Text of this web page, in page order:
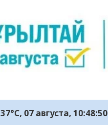
37°C, 07 августа, 10:48:51